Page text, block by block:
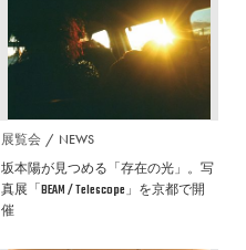
展覧会 NEWS
坂本陽が見つめる「存在の光」。写
真展「BEAM / Telescope」を京都で開
催